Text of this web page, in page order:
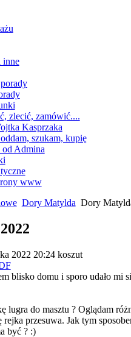
inne
zlecić, zamówić....
Kasprzaka
szukam, kupię
Admina
www
Dory Matylda Dory
2022 20:24 koszut
blisko domu i sporo udało
lugra do masztu ? Oglądam
przesuwa. Jak tym
być ? :)